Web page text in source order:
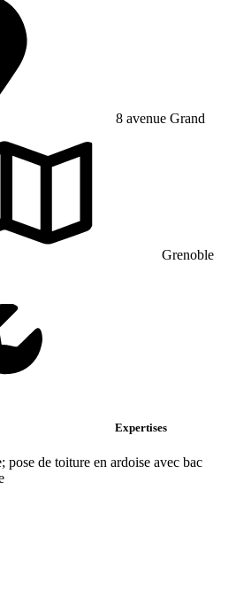
8 avenue Grand
Grenoble
Expertises
pose de toiture en ardoise avec bac